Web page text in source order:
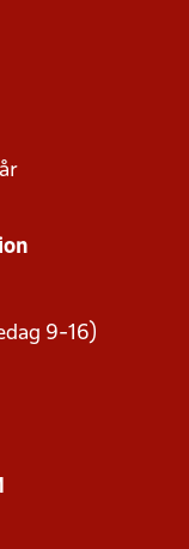
9-16)